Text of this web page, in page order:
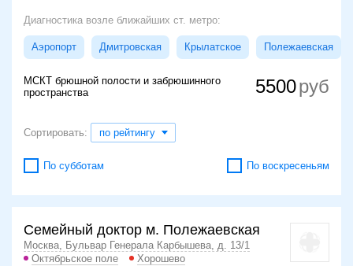
Диагностика возле ближайших ст. метро:
Аэропорт Дмитровская Крылатское Полежаевская
МСКТ брюшной полости и забрюшинного
пространства
5500
Сортировать: по рейтингу
По субботам По воскресеньям
Семейный доктор м. Полежаевская
Москва, Бульвар Генерала Карбышева, д. 13/1
Октябрьское поле
Хорошево